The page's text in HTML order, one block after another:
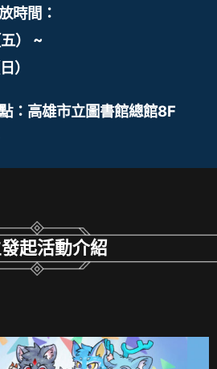
時間：
） ~
）
：高雄市立圖書館總館8F
起活動介紹